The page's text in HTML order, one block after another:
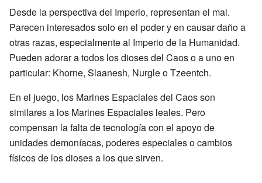
Desde la perspectiva del Imperio, representan el mal.
Parecen interesados solo en el poder y en causar daño a
otras razas, especialmente al Imperio de la Humanidad.
Pueden adorar a todos los dioses del Caos o a uno en
particular: Khorne, Slaanesh, Nurgle o Tzeentch.
En el juego, los Marines Espaciales del Caos son
similares a los Marines Espaciales leales. Pero
compensan la falta de tecnología con el apoyo de
unidades demoníacas, poderes especiales o cambios
físicos de los dioses a los que sirven.